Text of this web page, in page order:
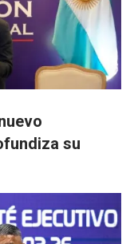
su